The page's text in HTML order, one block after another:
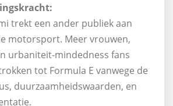
trekt een ander publiek aan
motorsport. Meer vrouwen,
urbaniteit-mindedness fans
tot Formula E vanwege de
duurzaamheidswaarden, en